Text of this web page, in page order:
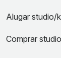
Alugar studio/
Comprar